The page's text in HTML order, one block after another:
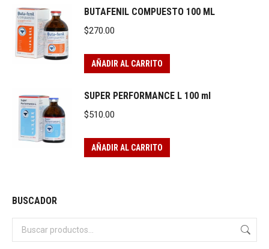
BUTAFENIL COMPUESTO 100 ML
$270.00
AÑADIR AL CARRITO
SUPER PERFORMANCE L 100 ml
$510.00
AÑADIR AL CARRITO
BUSCADOR